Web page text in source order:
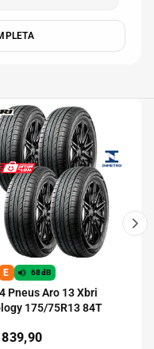
E 68dB
Pneus Aro 13 Xbri
175/75R13 84T
839,90